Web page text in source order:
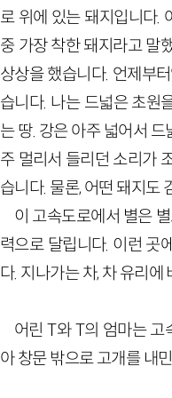
로 위에 있는 돼지입니다.
중 가장 착한 돼지라고 말
상상을 했습니다. 언제부
습니다. 나는 드넓은 초원
는 땅. 강은 아주 넓어서
주 멀리서 들리던 소리가
습니다. 물론, 어떤 돼지도
이 고속도로에서 별은
력으로 달립니다. 이런 곳
다. 지나가는 차, 차 유리에
어린 T와 T의 엄마는 고
아 창문 밖으로 고개를 내